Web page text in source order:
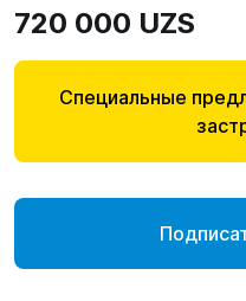
720 000 UZS
Специальные